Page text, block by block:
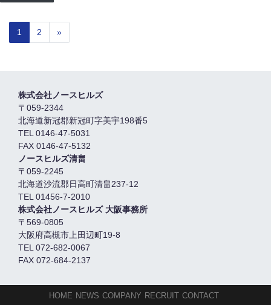
1 2 »
株式会社ノースヒルズ
〒059-2344
北海道新冠郡新冠町字美宇198番5
TEL 0146-47-5031
FAX 0146-47-5132
ノースヒルズ清畠
〒059-2245
北海道沙流郡日高町清畠237-12
TEL 01456-7-2010
株式会社ノースヒルズ 大阪事務所
〒569-0805
大阪府高槻市上田辺町19-8
TEL 072-682-0067
FAX 072-684-2137
HOME NEWS COMPANY RECRUIT CONTACT